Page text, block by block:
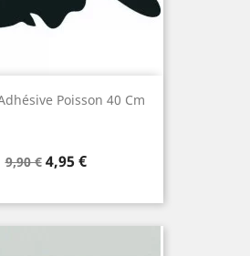
Poisson 40 Cm
Prix
9,90 € Prix
4,95 €